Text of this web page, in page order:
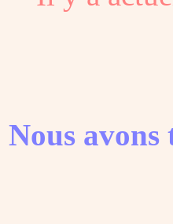
Nous